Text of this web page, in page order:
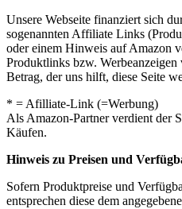
Unsere Webseite finanziert sich
sogenannten Affiliate Links
oder einem Hinweis auf Amazon
Produktlinks bzw.
Betrag, der uns hilft, diese Seite
* = Afilliate-Link (=Werbung)
Als Amazon-Partner verdient der
Käufen.
Hinweis zu Preisen und
Sofern Produktpreise und
entsprechen diese dem